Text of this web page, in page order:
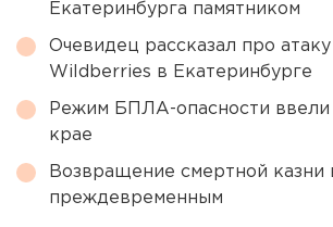
Екатеринбурга памятником
Очевидец рассказал про
Wildberries в Екатеринбурге
Режим БПЛА-опасности
крае
Возвращение смертной казни
преждевременным